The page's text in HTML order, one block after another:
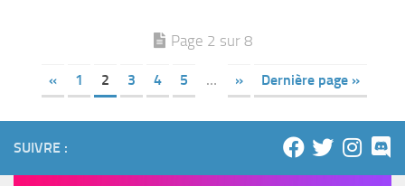
Page 2 sur 8
« 1 2 3 4 5 … » Dernière page »
SUIVRE :